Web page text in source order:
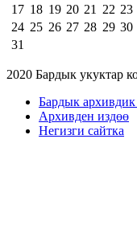
17 18 19 20 21 22 23
24 25 26 27 28 29 30
31
2020 Бардык укуктар
Бардык архивдик
Архивден издөө
Негизги сайтка